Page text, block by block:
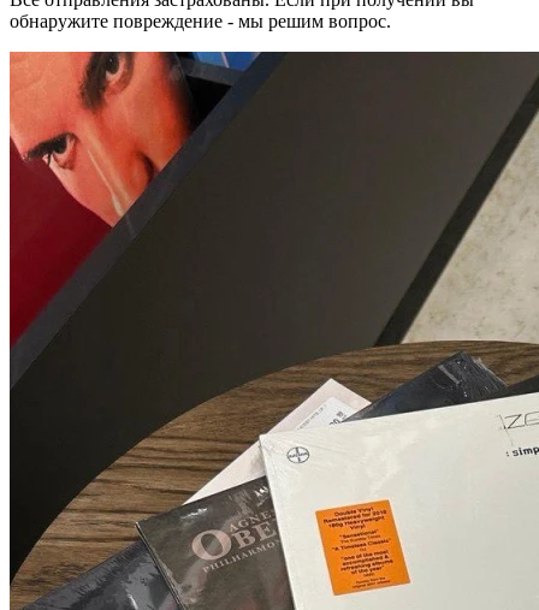
обнаружите повреждение - мы решим вопрос.